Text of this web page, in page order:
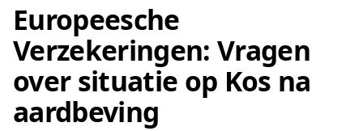
Europeesche
Verzekeringen: Vragen
over situatie op Kos na
aardbeving